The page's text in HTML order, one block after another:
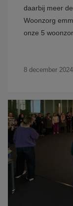
daarbij meer
Woonzorg
onze 5
8 december 2024